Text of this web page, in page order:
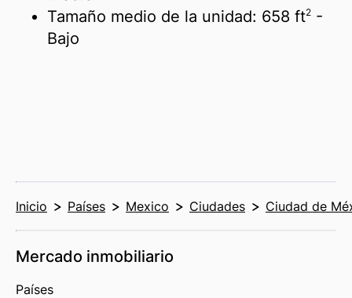
Tamaño medio de la unidad: 658 ft2 -
Bajo
Inicio Países Mexico Ciudades Ciudad de
Mercado inmobiliario
Países